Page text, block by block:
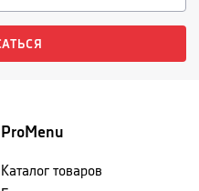
ProMenu
Каталог товаров